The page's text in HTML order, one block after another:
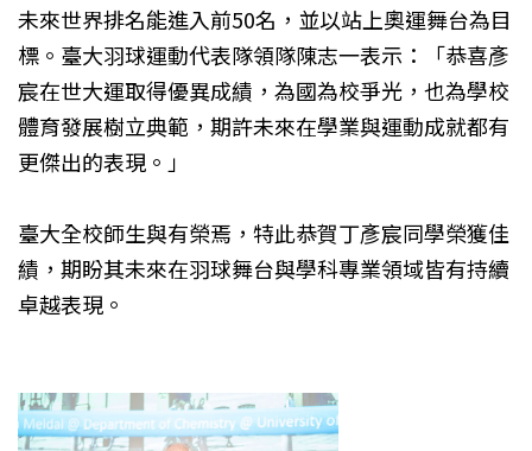
未來世界排名能進入前50名，並以站上奧運舞台為目
標。臺大羽球運動代表隊領隊陳志一表示：「恭喜彥
宸在世大運取得優異成績，為國為校爭光，也為學校
體育發展樹立典範，期許未來在學業與運動成就都有
更傑出的表現。」
臺大全校師生與有榮焉，特此恭賀丁彥宸同學榮獲佳
績，期盼其未來在羽球舞台與學科專業領域皆有持續
卓越表現。